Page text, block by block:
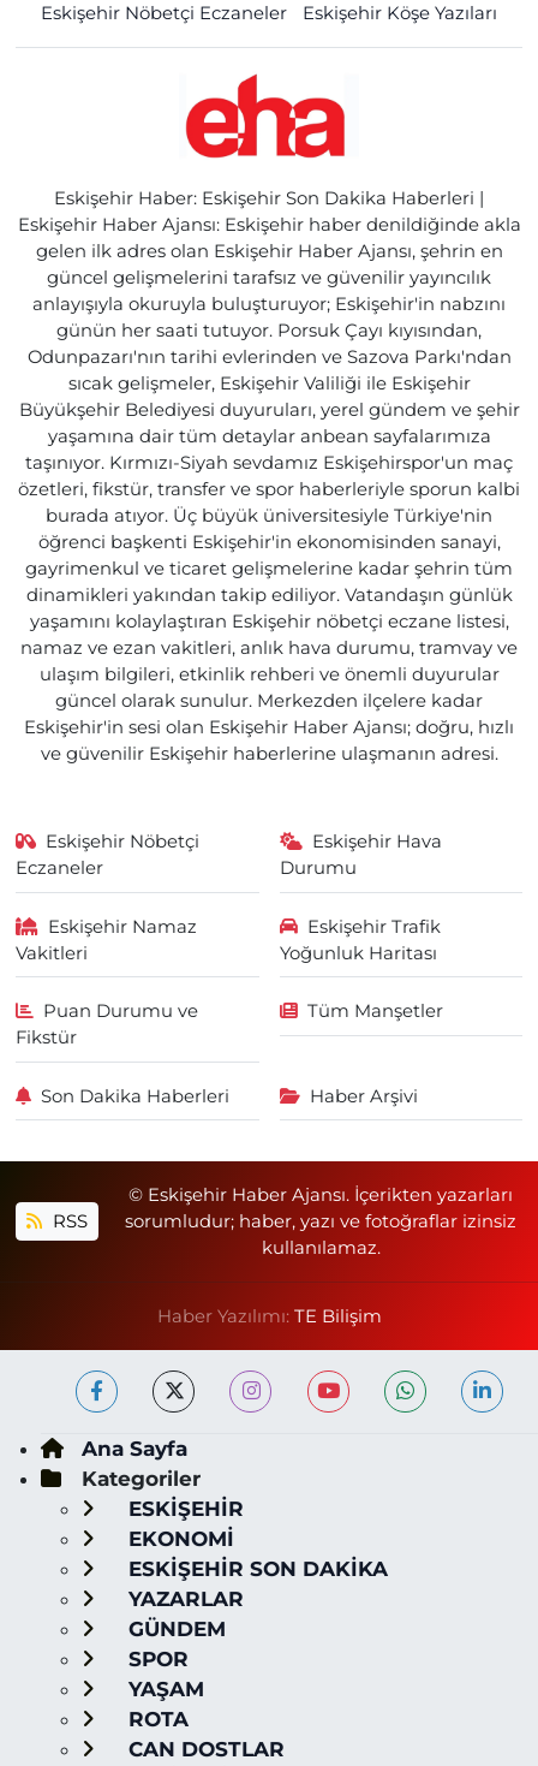
Eskişehir Nöbetçi Eczaneler
Eskişehir Köşe Yazıları
Eskişehir Haber: Eskişehir Son Dakika Haberleri |
Eskişehir Haber Ajansı: Eskişehir haber denildiğinde akla
gelen ilk adres olan Eskişehir Haber Ajansı, şehrin en
güncel gelişmelerini tarafsız ve güvenilir yayıncılık
anlayışıyla okuruyla buluşturuyor; Eskişehir'in nabzını
günün her saati tutuyor. Porsuk Çayı kıyısından,
Odunpazarı'nın tarihi evlerinden ve Sazova Parkı'ndan
sıcak gelişmeler, Eskişehir Valiliği ile Eskişehir
Büyükşehir Belediyesi duyuruları, yerel gündem ve şehir
yaşamına dair tüm detaylar anbean sayfalarımıza
taşınıyor. Kırmızı-Siyah sevdamız Eskişehirspor'un maç
özetleri, fikstür, transfer ve spor haberleriyle sporun kalbi
burada atıyor. Üç büyük üniversitesiyle Türkiye'nin
öğrenci başkenti Eskişehir'in ekonomisinden sanayi,
gayrimenkul ve ticaret gelişmelerine kadar şehrin tüm
dinamikleri yakından takip ediliyor. Vatandaşın günlük
yaşamını kolaylaştıran Eskişehir nöbetçi eczane listesi,
namaz ve ezan vakitleri, anlık hava durumu, tramvay ve
ulaşım bilgileri, etkinlik rehberi ve önemli duyurular
güncel olarak sunulur. Merkezden ilçelere kadar
Eskişehir'in sesi olan Eskişehir Haber Ajansı; doğru, hızlı
ve güvenilir Eskişehir haberlerine ulaşmanın adresi.
Eskişehir Nöbetçi
Eczaneler
Eskişehir Hava
Durumu
Eskişehir Namaz
Vakitleri
Eskişehir Trafik
Yoğunluk Haritası
Puan Durumu ve
Fikstür
Tüm Manşetler
Son Dakika Haberleri Haber Arşivi
RSS
© Eskişehir Haber Ajansı. İçerikten yazarları
sorumludur; haber, yazı ve fotoğraflar izinsiz
kullanılamaz.
Haber Yazılımı: TE Bilişim
Ana Sayfa
Kategoriler
ESKİŞEHİR
EKONOMİ
ESKİŞEHİR SON DAKİKA
YAZARLAR
GÜNDEM
SPOR
YAŞAM
ROTA
CAN DOSTLAR